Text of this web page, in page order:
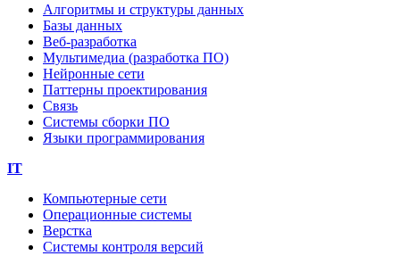
Алгоритмы и структуры данных
Базы данных
Веб-разработка
Мультимедиа (разработка ПО)
Нейронные сети
Паттерны проектирования
Связь
Системы сборки ПО
Языки программирования
IT
Компьютерные сети
Операционные системы
Верстка
Системы контроля версий